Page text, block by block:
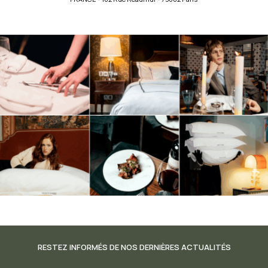
RESTEZ INFORMÉS DE NOS DERNIÈRES ACTUALITÉS